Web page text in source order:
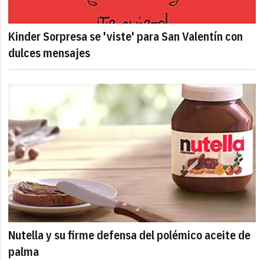
Kinder Sorpresa se 'viste' para San Valentín con
dulces mensajes
Nutella y su firme defensa del polémico aceite de
palma